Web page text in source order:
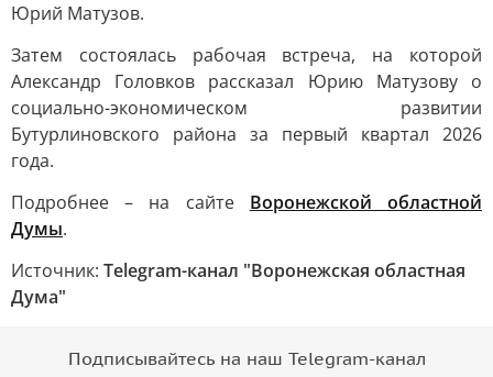
Юрий Матузов.
Затем состоялась рабочая встреча, на которой
Александр Головков рассказал Юрию Матузову о
социально-экономическом развитии
Бутурлиновского района за первый квартал 2026
года.
Подробнее – на сайте Воронежской областной
Думы.
Источник: Telegram-канал "Воронежская областная
Дума"
Подписывайтесь на наш Telegram-канал